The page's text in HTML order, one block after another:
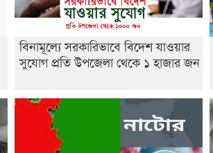
বিনামূল্যে সরকারিভাবে বিদেশ যাওয়ার
সুযোগ প্রতি উপজেলা থেকে ১ হাজার জন